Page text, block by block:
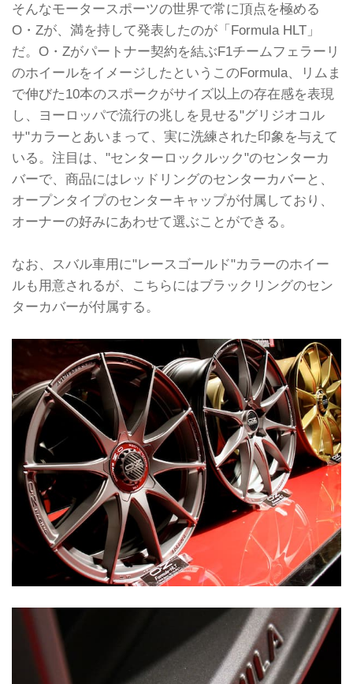
そんなモータースポーツの世界で常に頂点を極める
O・Zが、満を持して発表したのが「Formula HLT」
だ。O・Zがパートナー契約を結ぶF1チームフェラーリ
のホイールをイメージしたというこのFormula、リムま
で伸びた10本のスポークがサイズ以上の存在感を表現
し、ヨーロッパで流行の兆しを見せる"グリジオコル
サ"カラーとあいまって、実に洗練された印象を与えて
いる。注目は、"センターロックルック"のセンターカ
バーで、商品にはレッドリングのセンターカバーと、
オープンタイプのセンターキャップが付属しており、
オーナーの好みにあわせて選ぶことができる。
なお、スバル車用に"レースゴールド"カラーのホイー
ルも用意されるが、こちらにはブラックリングのセン
ターカバーが付属する。